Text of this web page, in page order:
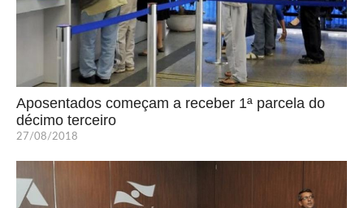
Aposentados começam a receber 1ª parcela do
décimo terceiro
27/08/2018